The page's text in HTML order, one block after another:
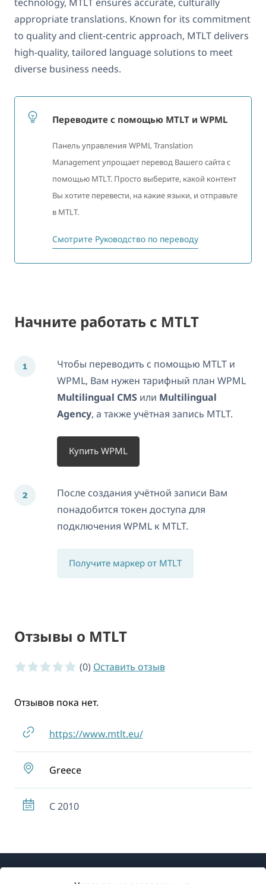
appropriate translations. Known for its commitment
to quality and client-centric approach, MTLT delivers
high-quality, tailored language solutions to meet
diverse business needs.
Переводите с помощью MTLT и WPML
Панель управления WPML Translation
Management упрощает перевод Вашего сайта с
помощью MTLT. Просто выберите, какой контент
Вы хотите перевести, на какие языки, и отправьте
в MTLT.
Смотрите Руководство по переводу
Начните работать с MTLT
Чтобы переводить с помощью MTLT и
WPML, Вам нужен тарифный план WPML
Multilingual CMS или Multilingual
Agency, а также учётная запись MTLT.
Купить WPML
После создания учётной записи Вам
понадобится токен доступа для
подключения WPML к MTLT.
Получите маркер от MTLT
Отзывы о MTLT
0 of 5 stars
(0) Оставить отзыв
Отзывов пока нет.
https://www.mtlt.eu/
Greece
С 2010